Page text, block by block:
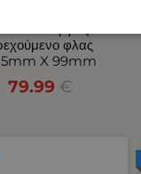
φλας
X 99mm
79.99 €